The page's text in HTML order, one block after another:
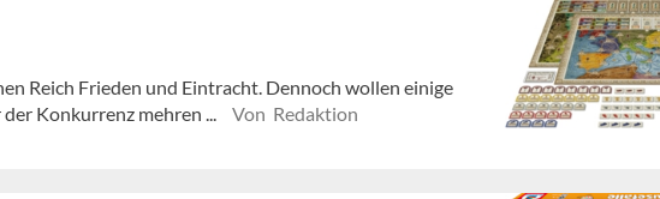
Reich Frieden und Eintracht. Dennoch wollen einige
Konkurrenz mehren ...
Von Redaktion